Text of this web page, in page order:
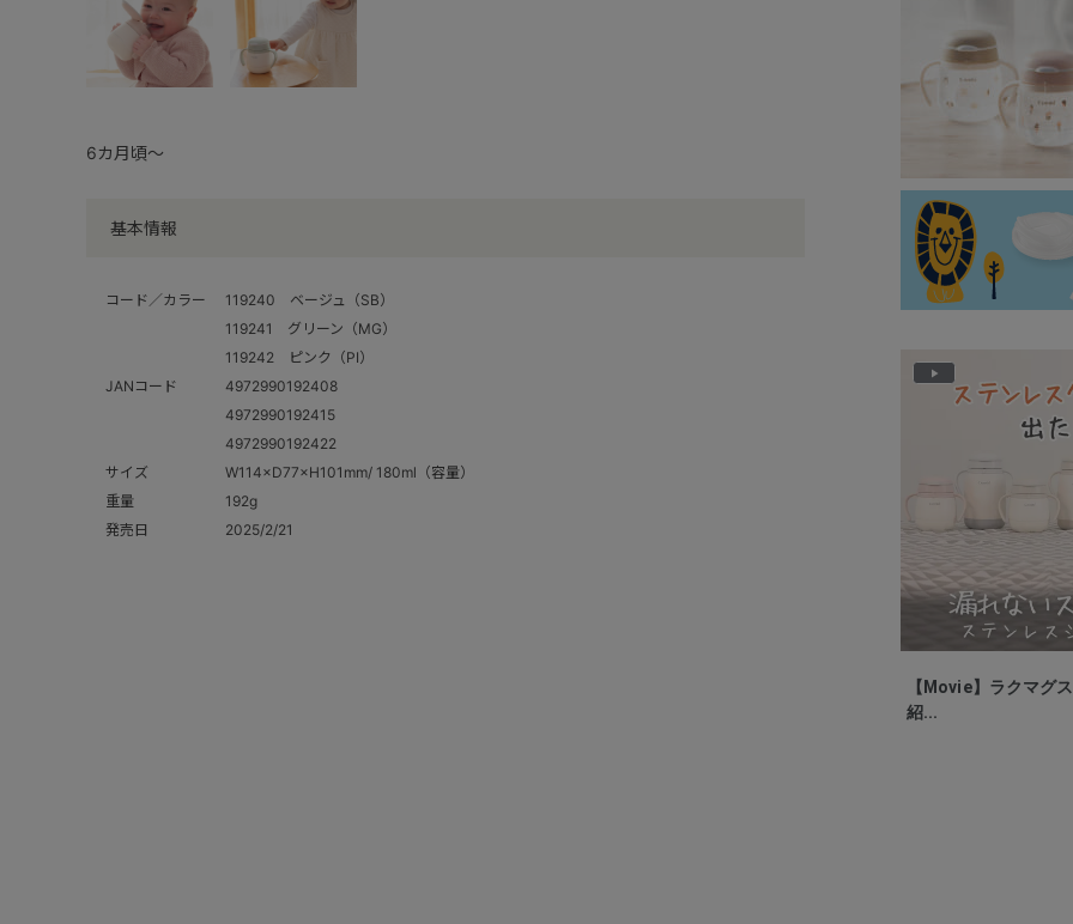
基本情報
コード／カラー
119240 ベージュ（SB）
119241 グリーン（MG）
119242 ピンク（PI）
JANコード
4972990192408
4972990192415
4972990192422
サイズ
W114×D77×H101mm/ 180ml（容量）
重量
192g
発売日
2025/2/21
6カ月頃～
P
【Movie】ラクマグ
紹...